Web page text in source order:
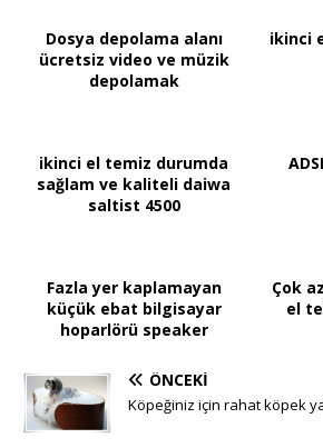
Dosya depolama alanı
ücretsiz video ve müzik
depolamak
ikinci
ikinci el temiz durumda
sağlam ve kaliteli daiwa
saltist 4500
Fazla yer kaplamayan
küçük ebat bilgisayar
hoparlörü speaker
Çok
el
ÖNCEKI
Köpeğiniz için rahat köpek